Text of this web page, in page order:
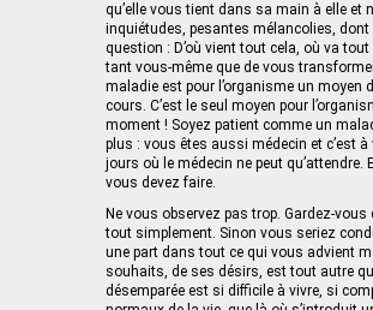
qu’elle vous tient dans sa main à elle et
inquiétudes, pesantes mélancolies,
question : D’où vient tout cela, où va
tant vous-même que de vous
maladie est pour l’organisme un
cours. C’est le seul moyen pour
moment ! Soyez patient comme un
plus : vous êtes aussi médecin et c’est
jours où le médecin ne peut
vous devez faire.
Ne vous observez pas trop. Gardez-
tout simplement. Sinon vous seriez
une part dans tout ce qui vous advient
souhaits, de ses désirs, est tout autre
désemparée est si difficile à vivre, si